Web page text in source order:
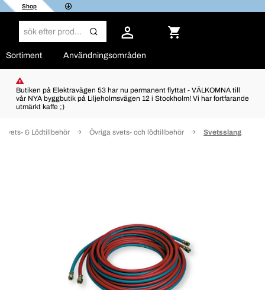
Shop
Sortiment Användningsområden
Butiken på Elektravägen 53 har nu permanent flyttat - VÄLKOMNA till
vår NYA byggbutik på Liljeholmsvägen 12 i Stockholm! Vi har fortfarande
utmärkt kaffe ;)
Svets- & Lödtillbehör Övriga svets- och lödtillbehör Svetsslang